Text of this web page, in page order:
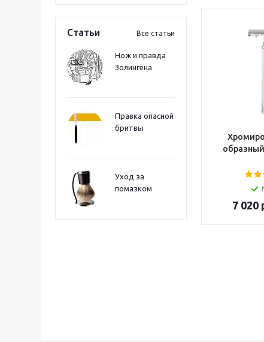
Статьи Все статьи
Нож и правда
Золингена
Правка опасной
бритвы
Уход за
помазком
образный
7 020